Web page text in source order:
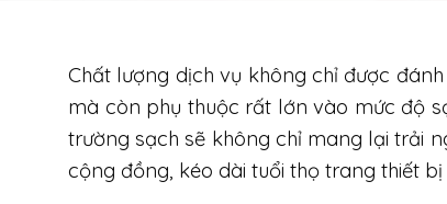
Chất lượng dịch vụ không chỉ được
mà còn phụ thuộc rất lớn vào mức độ
trường sạch sẽ không chỉ mang lại trải
cộng đồng, kéo dài tuổi thọ trang thiết